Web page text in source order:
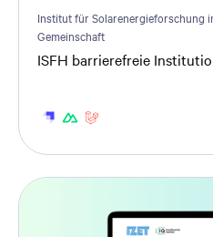
Institut für Solarenergieforschung
Gemeinschaft
ISFH barrierefreie